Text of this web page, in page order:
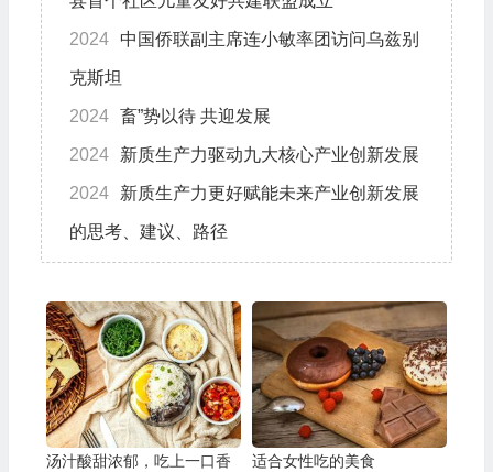
2024 中国侨联副主席连小敏率团访问乌兹别
克斯坦
2024 畜”势以待 共迎发展
2024 新质生产力驱动九大核心产业创新发展
2024 新质生产力更好赋能未来产业创新发展
的思考、建议、路径
汤汁酸甜浓郁，吃上一口香
适合女性吃的美食